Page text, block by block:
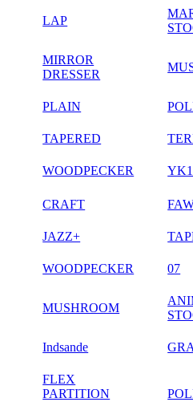
LAP
MIRROR
DRESSER
PLAIN
TAPERED
WOODPECKER
CRAFT
JAZZ+
WOODPECKER 07
MUSHROOM
Indsande
FLEX
PARTITION